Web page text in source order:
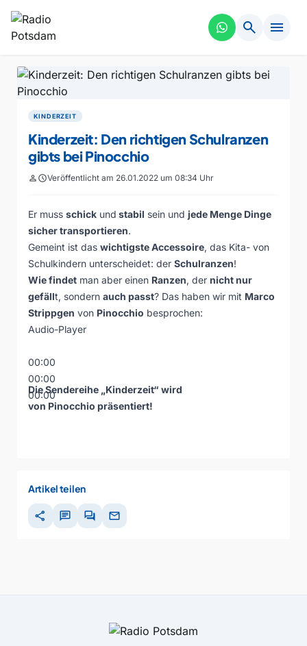
search menu
KINDERZEIT
Kinderzeit: Den richtigen Schulranzen
gibts bei Pinocchio
personscheduleVeröffentlicht am 26.01.2022 um 08:34 Uhr
Er muss schick und stabil sein und jede Menge Dinge
sicher transportieren.
Gemeint ist das wichtigste Accessoire, das Kita- von
Schulkindern unterscheidet: der Schulranzen!
Wie findet man aber einen Ranzen, der nicht nur
gefällt, sondern auch passt? Das haben wir mit Marco
Strippgen von Pinocchio besprochen:
Audio-Player
00:00
00:00
00:00
Die Sendereihe „Kinderzeit“ wird
von Pinocchio präsentiert!
Artikel teilen
share chat forum mail